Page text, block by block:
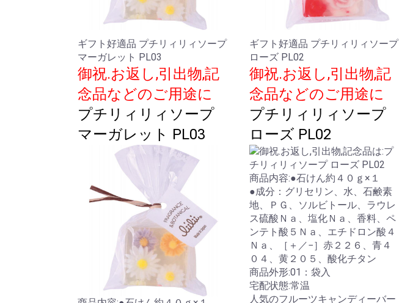
ギフト好適品 プチリィリィソープ
マーガレット PL03
御祝.お返し,引出物,記
念品などのご用途に
プチリィリィソープ
マーガレット PL03
ギフト好適品 プチリィリィソープ
ローズ PL02
御祝.お返し,引出物,記
念品などのご用途に
プチリィリィソープ
ローズ PL02
商品内容:●石けん約４０ｇ×１
●成分：グリセリン、水、石鹸素
地、ＰＧ、ソルビトール、ラウレ
ス硫酸Ｎａ、塩化Ｎａ、香料、ペ
ンテト酸５Ｎａ、エチドロン酸４
Ｎａ、［＋／−］赤２２６、青４
０４、黄２０５、酸化チタン
商品外形:01：袋入
宅配状態:常温
人気のフルーツキャンディーバー